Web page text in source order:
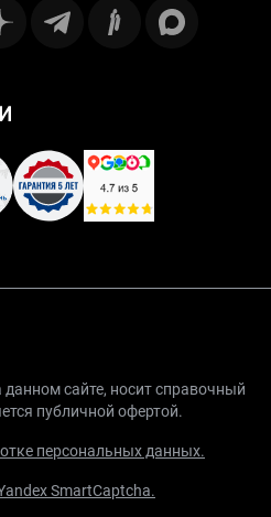
сайте, носит справочный
публичной офертой.
персональных данных.
SmartCaptcha.